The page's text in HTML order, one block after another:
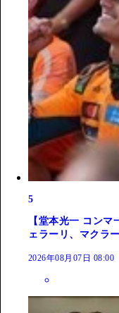
5
【堂本光一 コン
ェラーリ、マクラ
2026年08月07日 08:00